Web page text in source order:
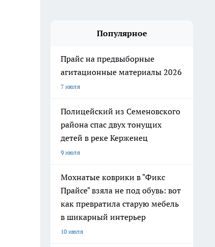
Популярное
Прайс на предвыборные
агитационные материалы 2026
7 июля
Полицейский из Семеновского
района спас двух тонущих
детей в реке Керженец
9 июля
Мохнатые коврики в "Фикс
Прайсе" взяла не под обувь: вот
как превратила старую мебель
в шикарный интерьер
10 июля